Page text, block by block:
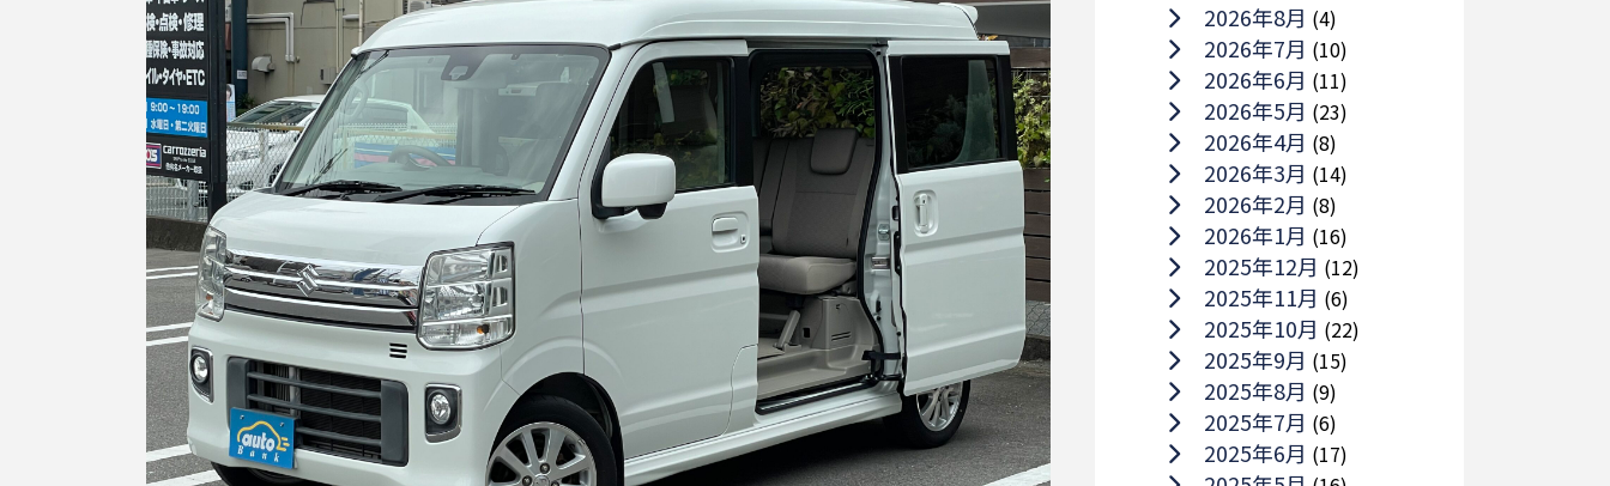
2026年8月 (4)
2026年7月 (10)
2026年6月 (11)
2026年5月 (23)
2026年4月 (8)
2026年3月 (14)
2026年2月 (8)
2026年1月 (16)
2025年12月 (12)
2025年11月 (6)
2025年10月 (22)
2025年9月 (15)
2025年8月 (9)
2025年7月 (6)
2025年6月 (17)